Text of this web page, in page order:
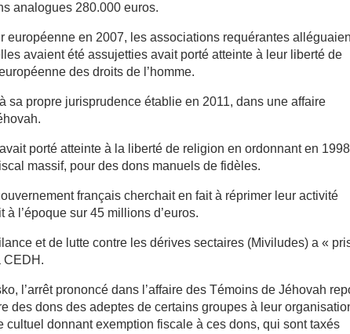
analogues 280.000 euros.
européenne en 2007, les associations requérantes
avaient été assujetties avait porté atteinte à leur liberté de
des droits de l’homme.
sa propre jurisprudence établie en 2011, dans une affaire
porté atteinte à la liberté de religion en ordonnant en
massif, pour des dons manuels de fidèles.
français cherchait en fait à réprimer leur activité
l’époque sur 45 millions d’euros.
et de lutte contre les dérives sectaires (Miviludes) a «
CEDH.
l’arrêt prononcé dans l’affaire des Témoins de Jéhovah
des dons des adeptes de certains groupes à leur
cultuel donnant exemption fiscale à ces dons, qui sont taxés